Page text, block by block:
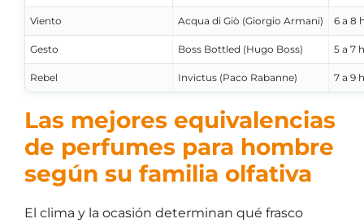
Viento Acqua di Giò (Giorgio Armani) 6 a 8
Gesto Boss Bottled (Hugo Boss) 5 a 7
Rebel Invictus (Paco Rabanne) 7 a 9
Las mejores equivalencias
de perfumes para hombre
según su familia olfativa
El clima y la ocasión determinan qué frasco